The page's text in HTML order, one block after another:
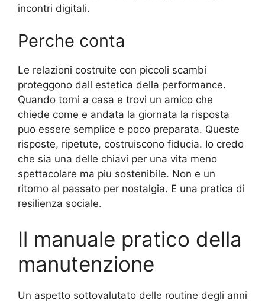
incontri digitali.
Perche conta
Le relazioni costruite con piccoli scambi
proteggono dall estetica della performance.
Quando torni a casa e trovi un amico che
chiede come e andata la giornata la risposta
puo essere semplice e poco preparata. Queste
risposte, ripetute, costruiscono fiducia. Io credo
che sia una delle chiavi per una vita meno
spettacolare ma piu sostenibile. Non e un
ritorno al passato per nostalgia. E una pratica di
resilienza sociale.
Il manuale pratico della
manutenzione
Un aspetto sottovalutato delle routine degli anni